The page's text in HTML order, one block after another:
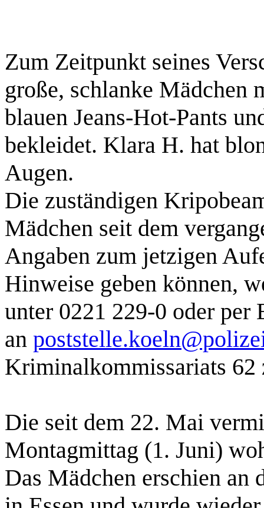
Zum Zeitpunkt seines
große, schlanke Mädchen
blauen Jeans-Hot-Pants
bekleidet. Klara H. hat
Augen.
Die zuständigen
Mädchen seit dem
Angaben zum jetzigen
Hinweise geben können,
unter 0221 229-0 oder per
an
Kriminalkommissariats
Die seit dem 22. Mai
Montagmittag (1. Juni)
Das Mädchen erschien an